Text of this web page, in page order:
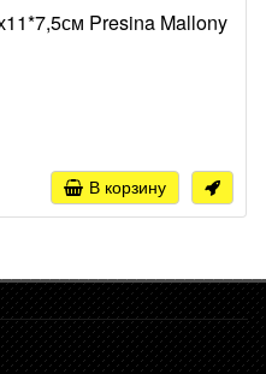
Presina Mallony
В корзину